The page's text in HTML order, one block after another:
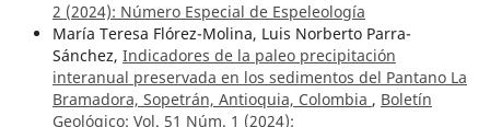
2 (2024): Número Especial de Espeleología
María Teresa Flórez-Molina, Luis Norberto Parra-
Sánchez, Indicadores de la paleo precipitación
interanual preservada en los sedimentos del Pantano La
Bramadora, Sopetrán, Antioquia, Colombia , Boletín
Geológico: Vol. 51 Núm. 1 (2024):